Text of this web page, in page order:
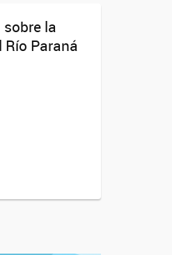
la
Paraná